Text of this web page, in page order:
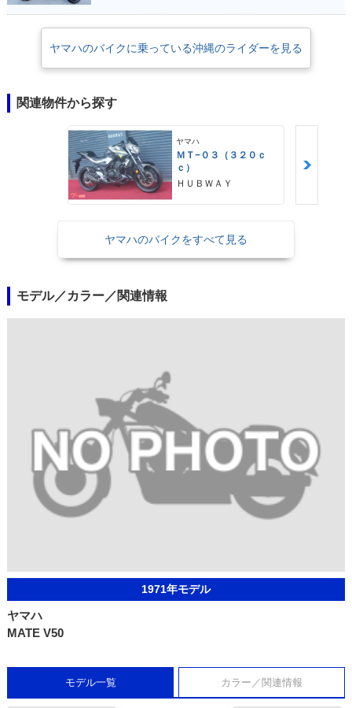
ヤマハのバイクに乗っている沖縄のライダーを見る
関連物件から探す
ヤマハ
ＭＴ−０３（３２０ｃ
ｃ）
ＨＵＢＷＡＹ
ヤマハのバイクをすべて見る
モデル／カラー／関連情報
1971年モデル
ヤマハ
MATE V50
モデル一覧 カラー／関連情報